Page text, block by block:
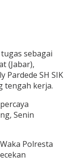
sebagai
(Jabar),
Pardede SH SIK
tengah kerja.
Senin
Polresta